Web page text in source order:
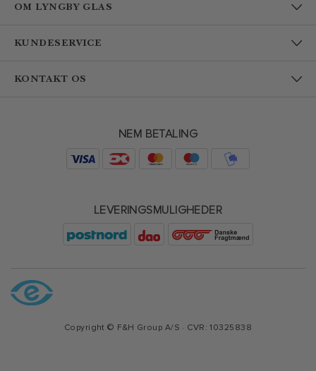
OM LYNGBY GLAS
KUNDESERVICE
KONTAKT OS
NEM BETALING
LEVERINGSMULIGHEDER
Copyright © F&H Group A/S · CVR: 10325838